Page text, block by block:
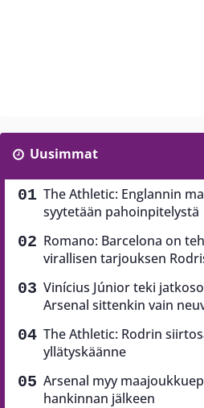
Uusimmat
The Athletic: Englannin
syytetään pahoinpitelystä
Romano: Barcelona on
virallisen tarjouksen
Vinícius Júnior teki
Arsenal sittenkin vain
The Athletic: Rodrin
yllätyskäänne
Arsenal myy
hankinnan jälkeen